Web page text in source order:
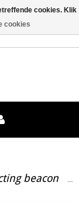
beacon
cookies. Klik
cookies